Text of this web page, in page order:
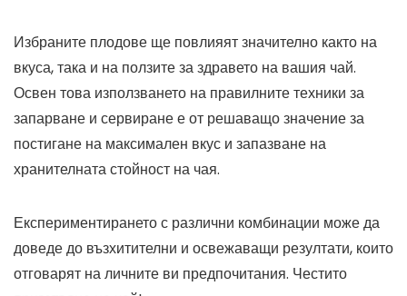
Избраните плодове ще повлияят значително както на
вкуса, така и на ползите за здравето на вашия чай.
Освен това използването на правилните техники за
запарване и сервиране е от решаващо значение за
постигане на максимален вкус и запазване на
хранителната стойност на чая.
Експериментирането с различни комбинации може да
доведе до възхитителни и освежаващи резултати, които
отговарят на личните ви предпочитания. Честито